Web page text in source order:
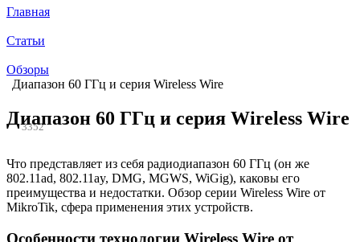
Главная
Статьи
Обзоры
Диапазон 60 ГГц и серия Wireless Wire
Диапазон 60 ГГц и серия Wireless Wire
3352
Что представляет из себя радиодиапазон 60 ГГц (он же
802.11ad, 802.11ay, DMG, MGWS, WiGig), каковы его
преимущества и недостатки. Обзор серии Wireless Wire от
MikroTik, сфера применения этих устройств.
Особенности технологии Wireless Wire от